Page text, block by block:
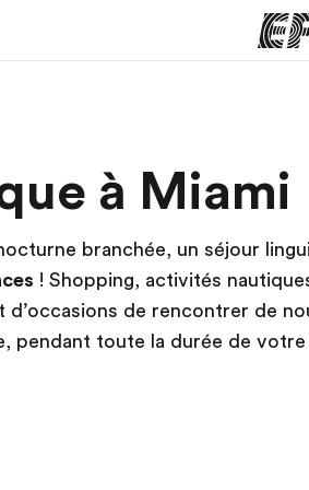
offres Trouver un
à Miami
branchée, un séjour
! Shopping, activités
de rencontrer de
pendant toute la durée de votre